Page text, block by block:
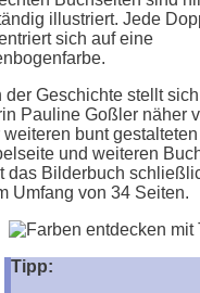
illustriert. Jede
sich auf eine
der Geschichte stellt
Pauline Goßler näher
weiteren bunt gestalteten
und weiteren
das Bilderbuch
Umfang von 34 Seiten.
Tipp: